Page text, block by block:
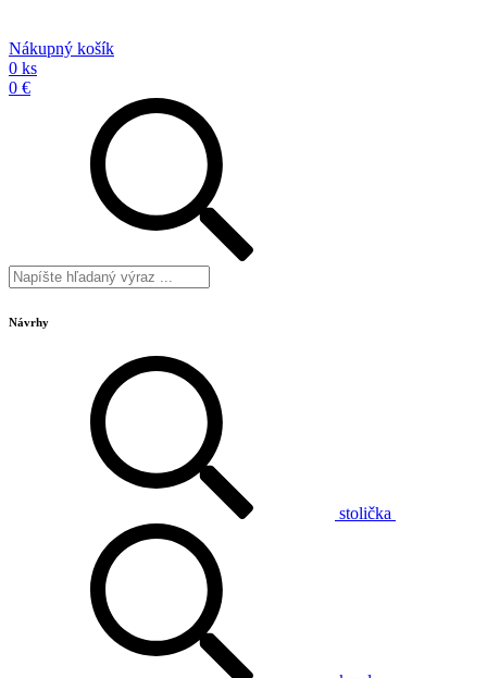
Nákupný košík
0 ks
0 €
Návrhy
stolička